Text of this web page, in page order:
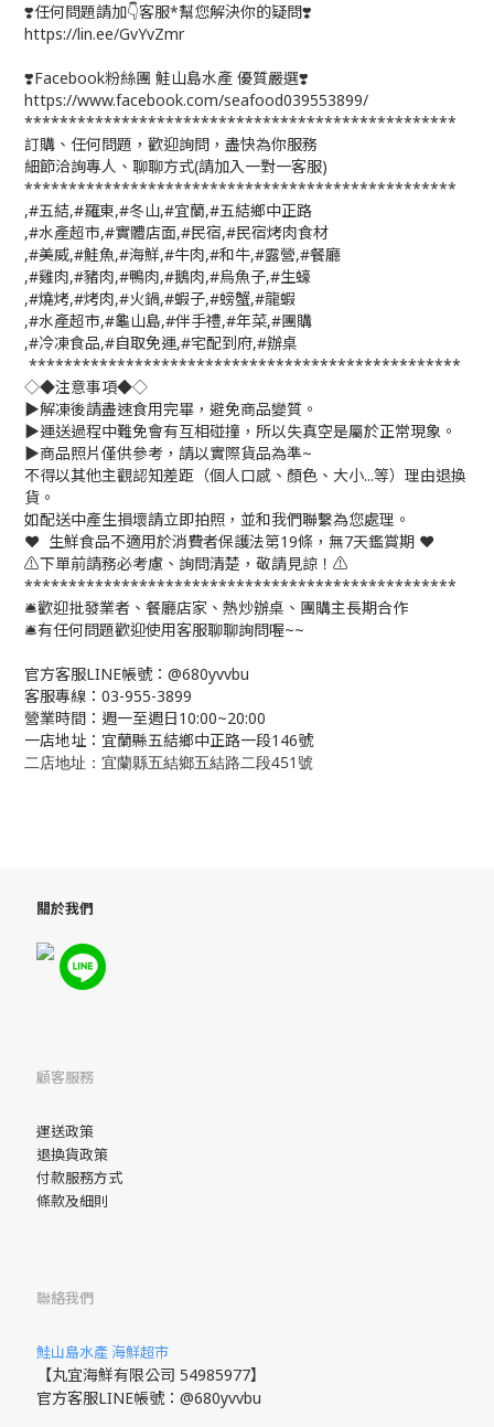
❣️任何問題請加👇客服*幫您解決你的疑問❣️
https://lin.ee/GvYvZmr
❣️Facebook粉絲團 鮭山島水產 優質嚴選❣️
https://www.facebook.com/seafood039553899/
*************************************************
訂購、任何問題，歡迎詢問，盡快為你服務
細節洽詢專人、聊聊方式(請加入一對一客服)
*************************************************
,#五結,#羅東,#冬山,#宜蘭,#五結鄉中正路
,#水產超市,#實體店面,#民宿,#民宿烤肉食材
,#美威,#鮭魚,#海鮮,#牛肉,#和牛,#露營,#餐廳
,#雞肉,#豬肉,#鴨肉,#鵝肉,#烏魚子,#生蠔
,#燒烤,#烤肉,#火鍋,#蝦子,#螃蟹,#龍蝦
,#水產超市,#龜山島,#伴手禮,#年菜,#團購
,#冷凍食品,#自取免運,#宅配到府,#辦桌
*************************************************
◇◆注意事項◆◇
▶️解凍後請盡速食用完畢，避免商品變質。
▶️運送過程中難免會有互相碰撞，所以失真空是屬於正常現象。
▶️商品照片僅供參考，請以實際貨品為準~
不得以其他主觀認知差距（個人口感、顏色、大小...等）理由退換
貨。
如配送中產生損壞請立即拍照，並和我們聯繫為您處理。
❤️ 生鮮食品不適用於消費者保護法第19條，無7天鑑賞期 ❤️
⚠️下單前請務必考慮、詢問清楚，敬請見諒！⚠️
*************************************************
🛎歡迎批發業者、餐廳店家、熱炒辦桌、團購主長期合作
🛎有任何問題歡迎使用客服聊聊詢問喔~~
官方客服LINE帳號：@680yvvbu
客服專線：03-955-3899
營業時間：週一至週日10:00~20:00
一店地址：宜蘭縣五結鄉中正路一段146號
二店地址：宜蘭縣五結鄉五結路二段451號
關於我們
顧客服務
運送政策
退換貨政策
付款服務方式
條款及細則
聯絡我們
鮭山島水產 海鮮超市
【丸宜海鮮有限公司 54985977】
官方客服LINE帳號：@680yvvbu